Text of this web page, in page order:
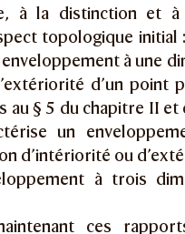
à la distinction et à
topologique initial
à une
d’un point
au § 5 du chapitre II
un
d’intériorité ou
à trois
ces